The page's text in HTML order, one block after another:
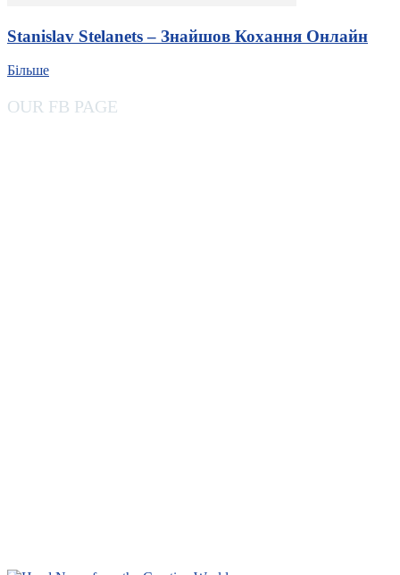
Stanislav Stelanets – Знайшов Кохання Онлайн
Більше
OUR FB PAGE